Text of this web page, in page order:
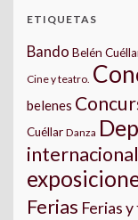
ETIQUETAS
Bando Belén
Cine y teatro.
belenes
Cuéllar Danza
internacional
Ferias Ferias